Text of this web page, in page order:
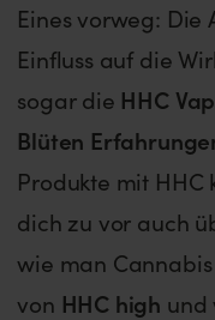
Eines vorweg:
Einfluss auf die
sogar die HHC
Blüten
Produkte mit HHC
dich zu vor auch
wie man
von HHC high und